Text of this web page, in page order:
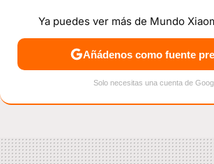
NOTICIAS MÓVILES TUTORIALES
Ya puedes ver más de Mundo
Añádenos como fuente
Solo necesitas una cuenta de